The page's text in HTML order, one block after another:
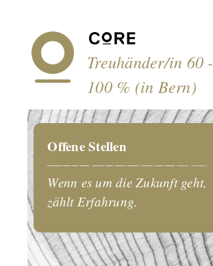
Treuhänder/in 60 -
100 % (in Bern)
Offene Stellen
Wenn es um die Zukunft geht,
zählt Erfahrung.